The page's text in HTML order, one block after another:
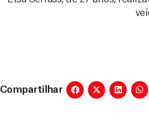
Compartilhar